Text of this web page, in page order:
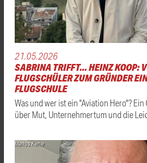
21.05.2026
SABRINA TRIFFT… HEINZ KOOP:
FLUGSCHÜLER ZUM GRÜNDER
FLUGSCHULE
Was und wer ist ein "Aviation Hero"? Ein
über Mut, Unternehmertum und die
Markus Kienle